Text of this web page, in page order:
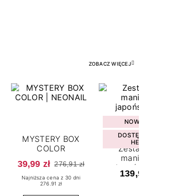
ZOBACZ WIĘCEJ
MYSTERY BOX
COLOR
39,99 zł 276,91 zł
Najniższa cena z 30 dni
276.91 zł
NOWOŚĆ
DOSTĘPNY W
HEBE
Zestaw do
manicure
japońskiego
139,99 zł